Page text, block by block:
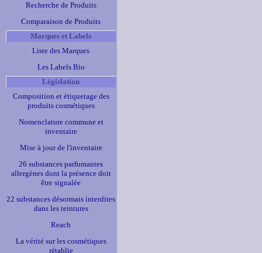
Recherche de Produits
Comparaison de Produits
Marques et Labels
Liste des Marques
Les Labels Bio
Législation
Composition et étiquetage des
produits cosmétiques
Nomenclature commune et
inventaire
Mise à jour de l'inventaire
26 substances parfumantes
allergènes dont la présence doit
être signalée
22 substances désormais interdites
dans les teintures
Reach
La vérité sur les cosmétiques
rétablie